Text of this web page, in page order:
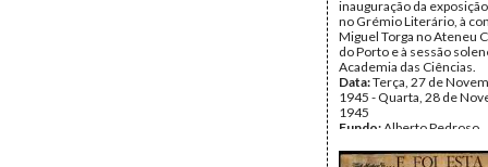
inauguração da
no Grémio Literário, à
Miguel Torga no Ateneu
do Porto e à sessão
Academia das Ciências.
Data:Terça, 27 de
1945 - Quarta, 28 de
1945
Fundo: Alberto Pedroso
Página(s):8